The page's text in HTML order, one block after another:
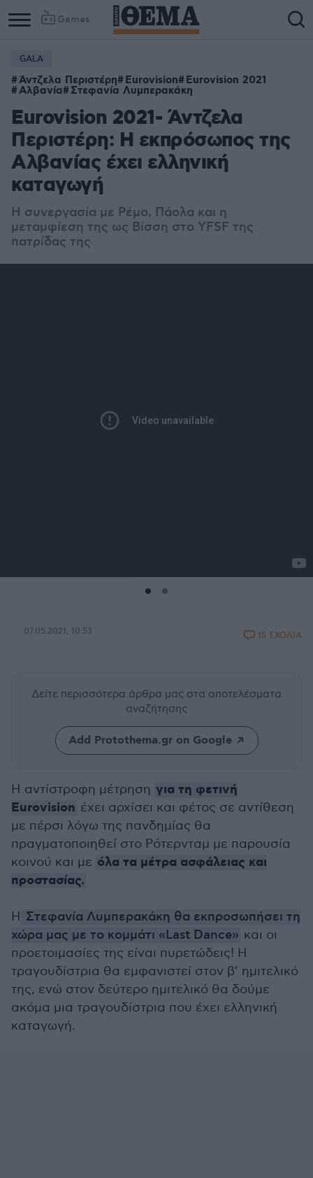
Games
Column
1
Column
2
GALA
Άντζελα Περιστέρη Eurovision Eurovision 2021
Αλβανία Στεφανία Λυμπερακάκη
Eurovision 2021- Άντζελα
Περιστέρη: Η εκπρόσωπος της
Αλβανίας έχει ελληνική
καταγωγή
Η συνεργασία με Ρέμο, Πάολα και η
μεταμφίεση της ως Βίσση στο YFSF της
πατρίδας της
07.05.2021, 10:53 15 ΣΧΟΛΙΑ
Δείτε περισσότερα άρθρα μας στα αποτελέσματα
αναζήτησης
Add Protothema.gr on Google
Η αντίστροφη μέτρηση για τη φετινή
Eurovision έχει αρχίσει και φέτος σε αντίθεση
με πέρσι λόγω της πανδημίας θα
πραγματοποιηθεί στο Ρότερνταμ με παρουσία
κοινού και με όλα τα μέτρα ασφάλειας και
προστασίας.
Η Στεφανία Λυμπερακάκη θα εκπροσωπήσει τη
χώρα μας με το κομμάτι «Last Dance» και οι
προετοιμασίες της είναι πυρετώδεις! Η
τραγουδίστρια θα εμφανιστεί στον β’ ημιτελικό
της, ενώ στον δεύτερο ημιτελικό θα δούμε
ακόμα μια τραγουδίστρια που έχει ελληνική
καταγωγή.